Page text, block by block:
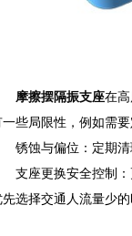
摩擦摆隔振支座在
一些局限性，例如需
锈蚀与偏位：定期
支座更换安全控制
先选择交通人流量少